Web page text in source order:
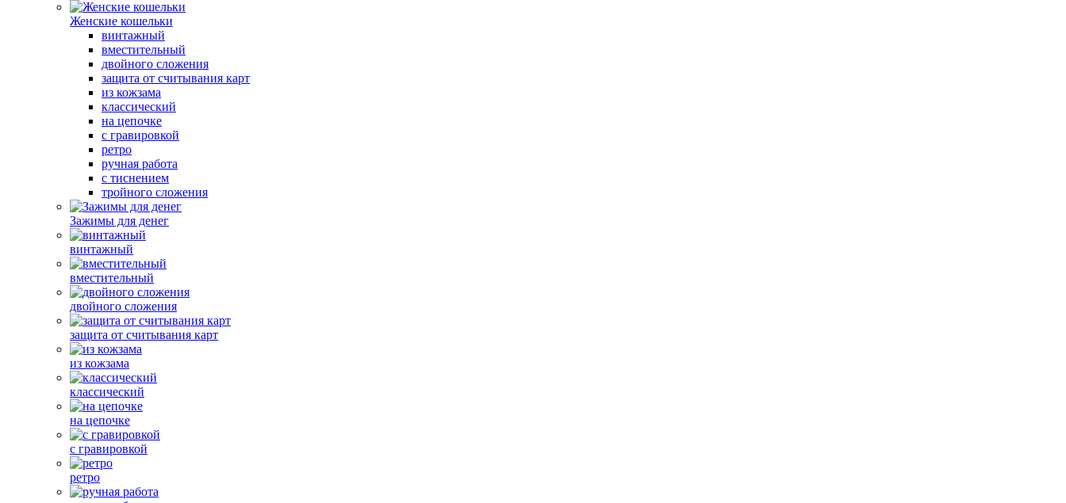
Женские кошельки
винтажный
вместительный
двойного сложения
защита от считывания карт
из кожзама
классический
на цепочке
с гравировкой
ретро
ручная работа
с тиснением
тройного сложения
Зажимы для денег
винтажный
вместительный
двойного сложения
защита от считывания карт
из кожзама
классический
на цепочке
с гравировкой
ретро